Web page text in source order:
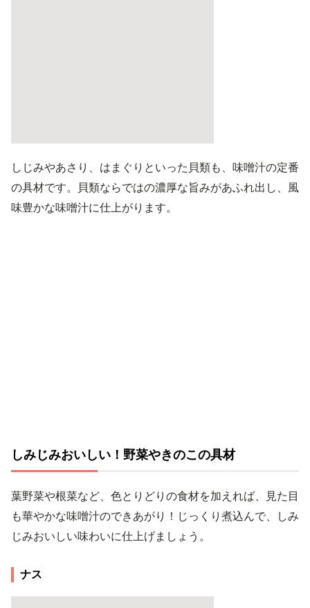
しじみやあさり、はまぐりといった貝類も、味噌汁の定番
の具材です。貝類ならではの濃厚な旨みがあふれ出し、風
味豊かな味噌汁に仕上がります。
しみじみおいしい！野菜やきのこの具材
葉野菜や根菜など、色とりどりの食材を加えれば、見た目
も華やかな味噌汁のできあがり！じっくり煮込んで、しみ
じみおいしい味わいに仕上げましょう。
ナス